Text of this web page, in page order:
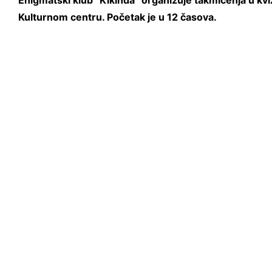
Kulturnom centru. Početak je u 12 časova.